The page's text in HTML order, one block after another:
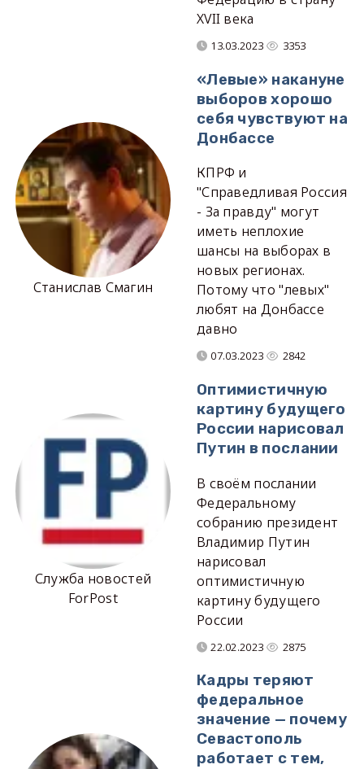
XVII века
13.03.2023 3353
Станислав Смагин
«Левые» накануне
выборов хорошо
себя чувствуют на
Донбассе
КПРФ и
"Справедливая Россия
- За правду" могут
иметь неплохие
шансы на выборах в
новых регионах.
Потому что "левых"
любят на Донбассе
давно
07.03.2023 2842
Служба новостей
ForPost
Оптимистичную
картину будущего
России нарисовал
Путин в послании
В своём послании
Федеральному
собранию президент
Владимир Путин
нарисовал
оптимистичную
картину будущего
России
22.02.2023 2875
Кадры теряют
федеральное
значение — почему
Севастополь
работает с тем,